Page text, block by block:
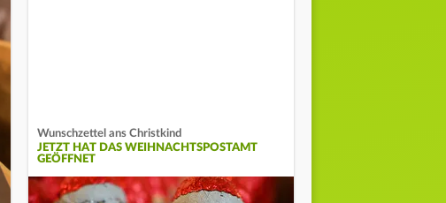
Wunschzettel ans Christkind
JETZT HAT DAS WEIHNACHTSPOSTAMT
GEÖFFNET